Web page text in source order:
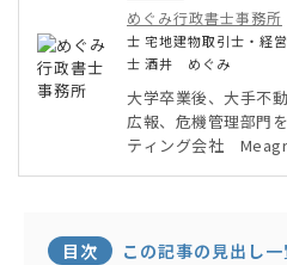
めぐみ行政書士事務所
士 宅地建物取引士・経
士 酒井 めぐみ
大学卒業後、大手不
広報、危機管理部門
ティング会社
動産業界35年および
目次 この記事の見出し一